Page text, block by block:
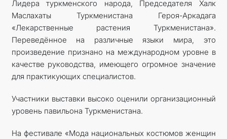
Лидера туркменского народа, Председателя Халк
Маслахаты Туркменистана ­Героя-Аркадага
«Лекарственные растения Туркменистана».
Переведённое на различные языки мира, это
произведение признано на международном уровне в
качестве руководства, имеющего огромное значение
для практикующих специалистов.
Участники выставки высоко оценили организационный
уровень павильона Туркменистана.
На фестивале «Мода национальных костюмов женщин